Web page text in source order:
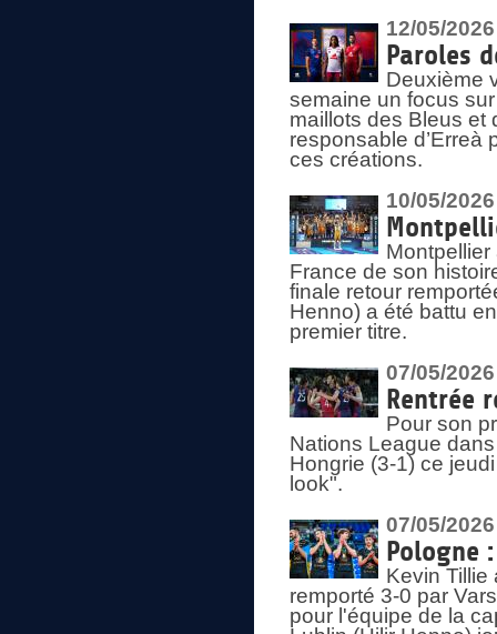
12/05/2026
Paroles
Deuxième
semaine un focus
maillots des Bleus et
responsable d’Erreà
ces créations.
10/05/2026
France de son
finale retour
Henno) a été battu
premier titre.
07/05/2026
Rentrée
Pour son
Nations League
Hongrie (3-1) ce
look".
07/05/2026
Pologne
Kevin Tillie
remporté 3-0 par
pour l'équipe de la